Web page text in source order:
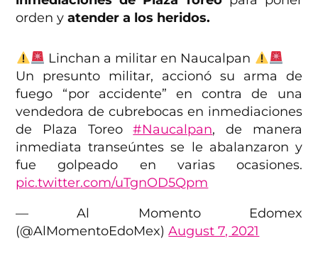
orden yatender a los heridos.
Linchan a militar en Naucalpan
Un presunto militar, accionó su arma de
fuego “por accidente” en contra de una
vendedora de cubrebocas en inmediaciones
de Plaza Toreo#Naucalpan, de manera
inmediata transeúntes se le abalanzaron y
fue golpeado en varias ocasiones.
pic.twitter.com/uTgnOD5Qpm
— Al Momento Edomex
(@AlMomentoEdoMex)August 7, 2021